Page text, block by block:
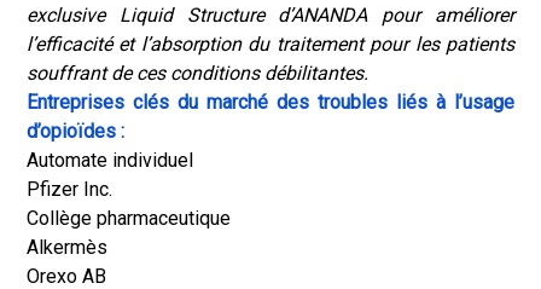
exclusive Liquid Structure d’ANANDA pour améliorer
l’efficacité et l’absorption du traitement pour les patients
souffrant de ces conditions débilitantes.
Entreprises clés du marché des troubles liés à l’usage
d’opioïdes :
Automate individuel
Pfizer Inc.
Collège pharmaceutique
Alkermès
Orexo AB